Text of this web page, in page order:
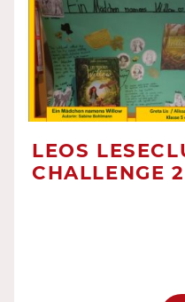
LEOS
CHALLENGE